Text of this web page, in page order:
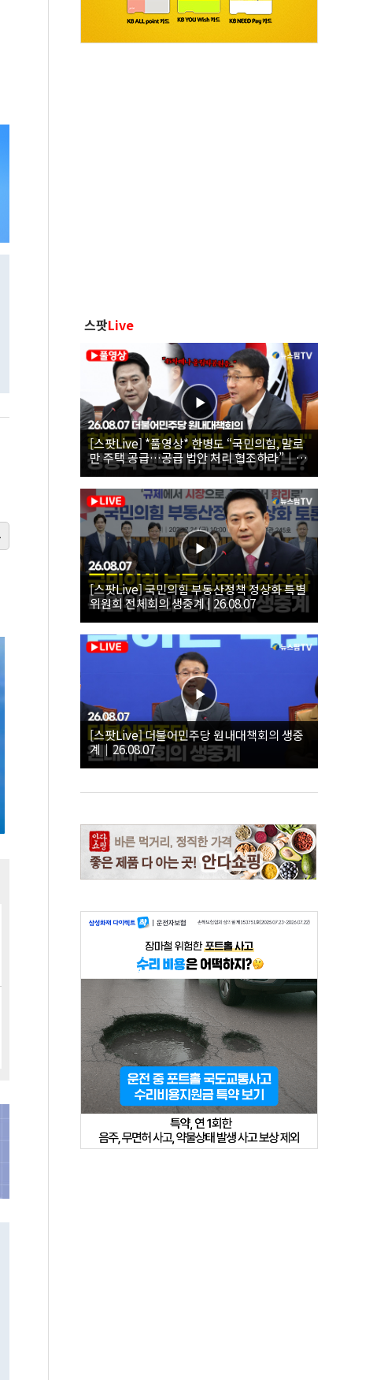
스팟Live
[스팟Live] *풀영상* 한병도 “국민의힘, 말로
만 주택 공급…공급 법안 처리 협조하라”｜
26.08.07 더불어민주당 원내대책회의
[스팟Live] 국민의힘 부동산정책 정상화 특별
위원회 전체회의 생중계 | 26.08.07
[스팟Live] 더불어민주당 원내대책회의 생중
계｜26.08.07